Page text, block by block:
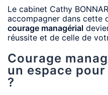
Le cabinet Cathy
accompagner dans cette
courage managérial
réussite et de celle de
Courage
un espace
?